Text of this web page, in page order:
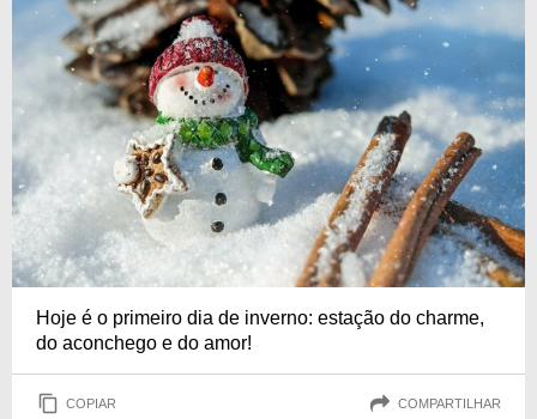
Hoje é o primeiro dia de inverno: estação do charme,
do aconchego e do amor!
COPIAR COMPARTILHAR